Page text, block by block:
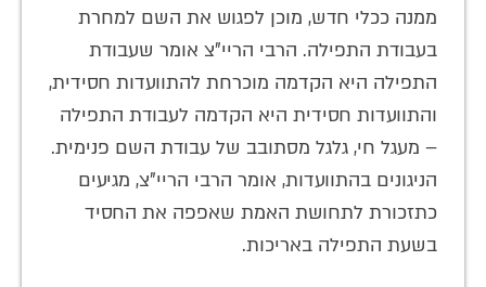
ממנה ככלי חדש, מוכן לפגוש את השם למחרת
בעבודת התפילה. הרבי הריי”צ אומר שעבודת
התפילה היא הקדמה מוכרחת להתוועדות חסידית,
והתוועדות חסידית היא הקדמה לעבודת התפילה
– מעגל חי, גלגל מסתובב של עבודת השם פנימית.
הניגונים בהתוועדות, אומר הרבי הריי"צ, מגיעים
כתזכורת לתחושת האמת שאפפה את החסיד
בשעת התפילה באריכות.